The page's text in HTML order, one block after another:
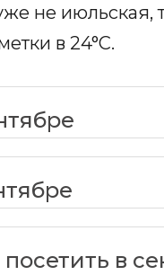
не июльская,
в 24°C.
в